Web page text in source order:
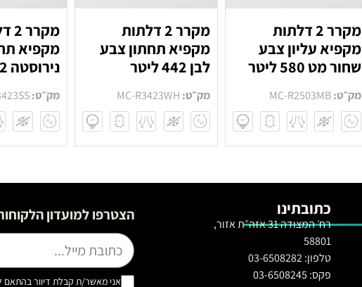
מקרר 2 דלתות
מקפיא עליון צבע
שחור מט 580 ליטר
מק״ט:MC-R2503MB
מקרר 2 דלתות
מקפיא תחתון צבע
לבן 442 ליטר
מק״ט: MC-R3423WH
מקפיא
נירוסטה 442 ליטר
מק״ט:
כתובתינו
רח׳ המצודה 31 אזה״ת אזור,
58801
טלפון: 03-6508282
פקס: 03-6508245
הצטרפו למועדון
אני מאשר/ת קבלת דיוור בהתאם